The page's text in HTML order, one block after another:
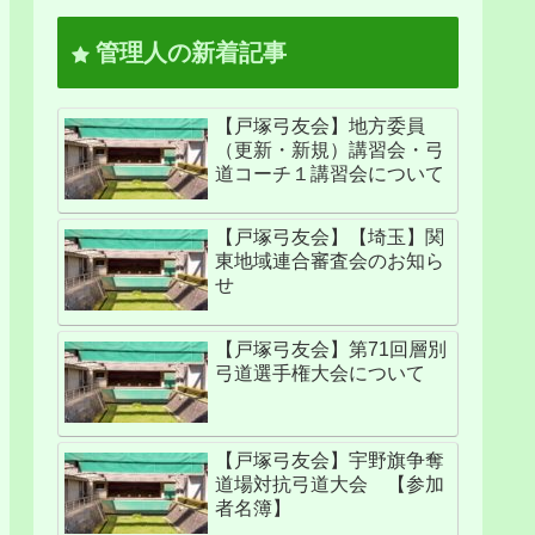
管理人の新着記事
【戸塚弓友会】地方委員
（更新・新規）講習会・弓
道コーチ１講習会について
【戸塚弓友会】【埼玉】関
東地域連合審査会のお知ら
せ
【戸塚弓友会】第71回層別
弓道選手権大会について
【戸塚弓友会】宇野旗争奪
道場対抗弓道大会 【参加
者名簿】